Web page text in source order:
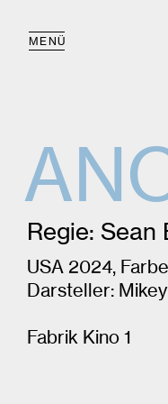
MENÜ
Regie: Sean
USA 2024,
Darsteller:
Fabrik Kino 1